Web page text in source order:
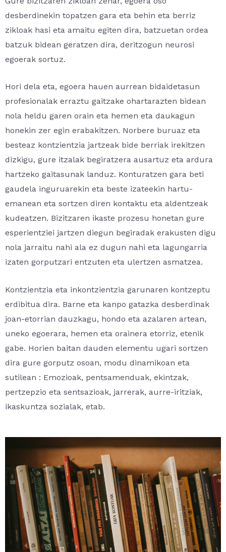
desberdinekin topatzen gara eta behin eta berriz
zikloak hasi eta amaitu egiten dira, batzuetan ordea
batzuk bidean geratzen dira, deritzogun neurosi
egoerak sortuz.
Hori dela eta, egoera hauen aurrean bidaidetasun
profesionalak erraztu gaitzake ohartarazten bidean
nola heldu garen orain eta hemen eta daukagun
honekin zer egin erabakitzen. Norbere buruaz eta
besteaz kontzientzia jartzeak bide berriak irekitzen
dizkigu, gure itzalak begiratzera ausartuz eta ardura
hartzeko gaitasunak landuz. Konturatzen gara beti
gaudela inguruarekin eta beste izateekin hartu-
emanean eta sortzen diren kontaktu eta aldentzeak
kudeatzen. Bizitzaren ikaste prozesu honetan gure
esperientziei jartzen diegun begiradak erakusten digu
nola jarraitu nahi ala ez dugun nahi eta lagungarria
izaten gorputzari entzuten eta ulertzen asmatzea.
Kontzientzia eta inkontzientzia garunaren kontzeptu
erdibitua dira. Barne eta kanpo gatazka desberdinak
joan-etorrian dauzkagu, hondo eta azalaren artean,
uneko egoerara, hemen eta orainera etorriz, etenik
gabe. Horien baitan dauden elementu ugari sortzen
dira gure gorputz osoan, modu dinamikoan eta
sutilean : Emozioak, pentsamenduak, ekintzak,
pertzepzio eta sentsazioak, jarrerak, aurre-iritziak,
ikaskuntza sozialak, etab.